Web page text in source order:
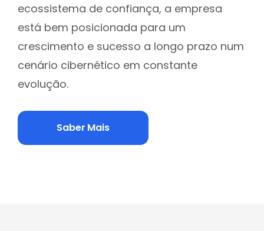
ecossistema de confiança, a empresa
está bem posicionada para um
crescimento e sucesso a longo prazo num
cenário cibernético em constante
evolução.
Saber Mais